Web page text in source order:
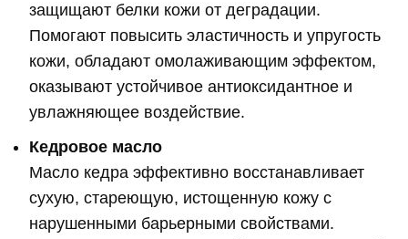
защищают белки кожи от деградации.
Помогают повысить эластичность и упругость
кожи, обладают омолаживающим эффектом,
оказывают устойчивое антиоксидантное и
увлажняющее воздействие.
Кедровое масло
Масло кедра эффективно восстанавливает
сухую, стареющую, истощенную кожу с
нарушенными барьерными свойствами.